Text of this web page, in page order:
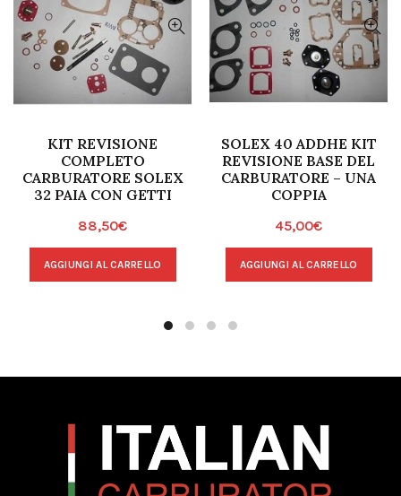
KIT REVISIONE
COMPLETO
CARBURATORE SOLEX
32 PAIA CON GETTI
88,50€
AGGIUNGI AL CARRELLO
SOLEX 40 ADDHE KIT
REVISIONE BASE DEL
CARBURATORE – UNA
COPPIA
45,00€
AGGIUNGI AL CARRELLO